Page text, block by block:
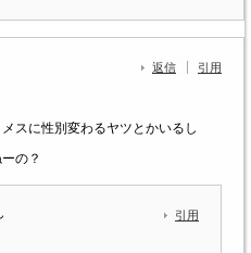
返信 引用
スに性別変わるヤツとかいるし
の？
引用